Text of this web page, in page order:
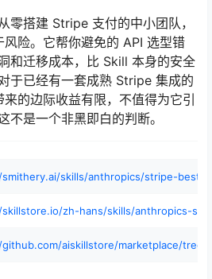
零搭建 Stripe 支付的中小团队，
险。它帮你避免的 API 选型错
和迁移成本，比 Skill 本身的安全
于已经有一套成熟 Stripe 集成的
的边际收益有限，不值得为它引
不是一个非黑即白的判断。
skills/anthropics/stripe-best-
zh-hans/skills/anthropics-
aiskillstore/marketplace/